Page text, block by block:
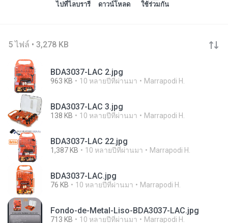
ไปที่ไลบรารี ดาวน์โหลด ใช้ร่วมกัน
5 ไฟล์ • 3,278 KB
BDA3037-LAC 2.jpg
963 KB 10 หลายปีที่ผ่านมา Marrapodi H.
BDA3037-LAC 3.jpg
138 KB 10 หลายปีที่ผ่านมา Marrapodi H.
BDA3037-LAC 22.jpg
1,387 KB 10 หลายปีที่ผ่านมา Marrapodi H.
BDA3037-LAC.jpg
76 KB 10 หลายปีที่ผ่านมา Marrapodi H.
Fondo-de-Metal-Liso-BDA3037-LAC.jpg
713 KB 10 หลายปีที่ผ่านมา Marrapodi H.